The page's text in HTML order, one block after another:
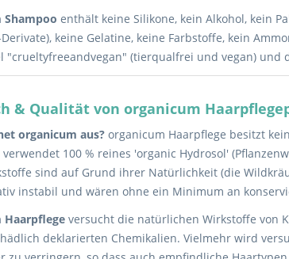
Shampoo enthält keine Silikone, kein Alkohol, kein
keine Gelatine, keine Farbstoffe, kein
"crueltyfreeandvegan" (tierqualfrei und vegan) und
& Qualität von organicum
organicum aus? organicum Haarpflege besitzt
100 % reines 'organic Hydrosol'
sind auf Grund ihrer Natürlichkeit (die
instabil und wären ohne ein Minimum an
Haarpflege versucht die natürlichen Wirkstoffe von
deklarierten Chemikalien. Vielmehr wird